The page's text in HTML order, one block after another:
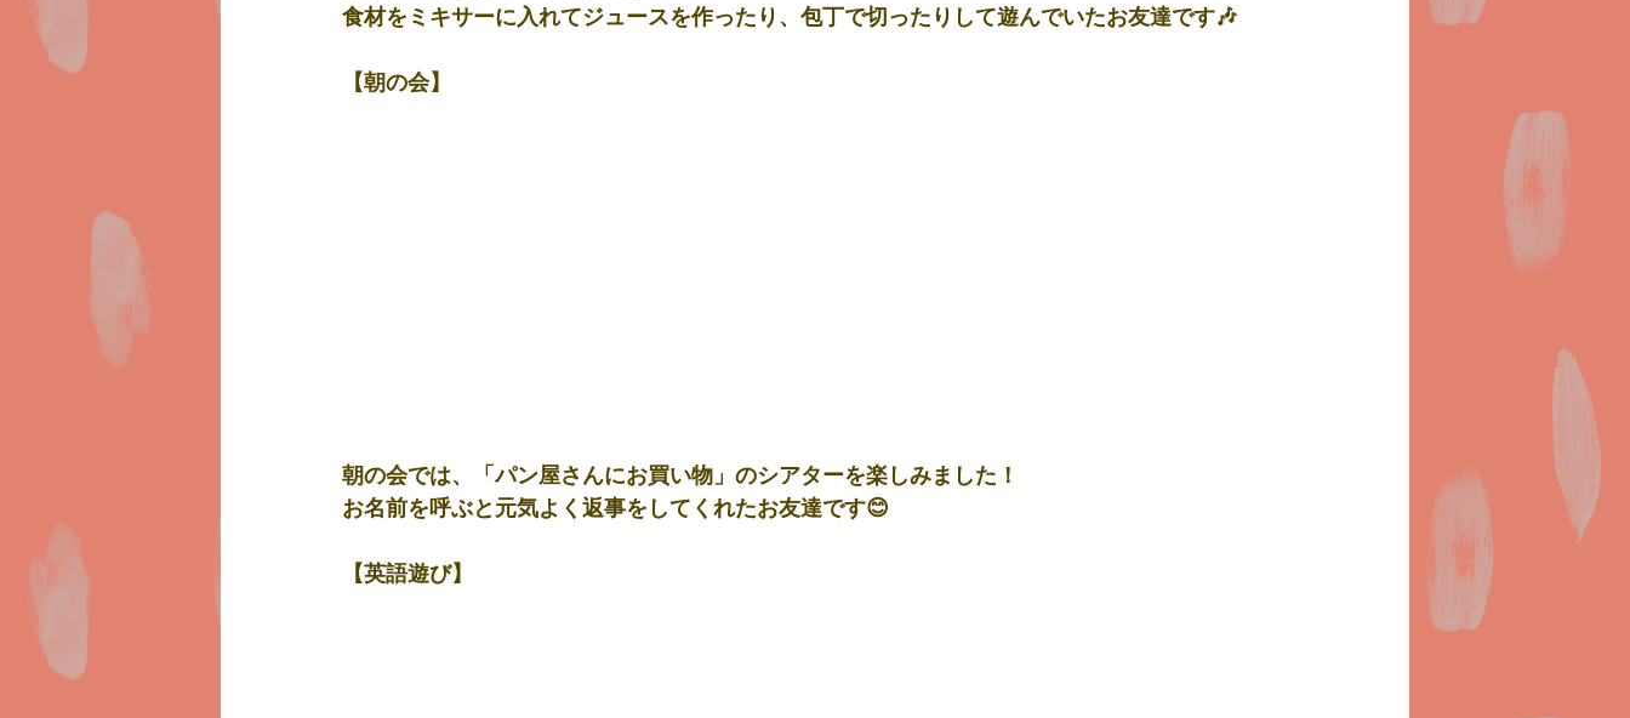
食材をミキサーに入れてジュースを作ったり、包丁で切ったりして遊んでいたお友達です🎶
【朝の会】
朝の会では、「パン屋さんにお買い物」のシアターを楽しみました！
お名前を呼ぶと元気よく返事をしてくれたお友達です😊
【英語遊び】